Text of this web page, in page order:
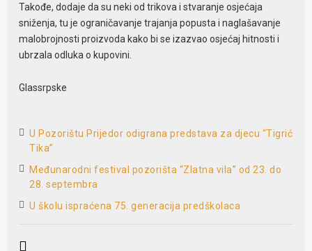
Takođe, dodaje da su neki od trikova i stvaranje osjećaja
sniženja, tu je ograničavanje trajanja popusta i naglašavanje
malobrojnosti proizvoda kako bi se izazvao osjećaj hitnosti i
ubrzala odluka o kupovini.
Glassrpske
U Pozorištu Prijedor odigrana predstava za djecu “Tigrić
Tika”
Međunarodni festival pozorišta “Zlatna vila” od 23. do
28. septembra
U školu ispraćena 75. generacija predškolaca